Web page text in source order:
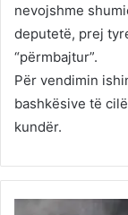
nevojshme
deputetë, prej
“përmbajtur”.
Për vendimin
bashkësive të
kundër.